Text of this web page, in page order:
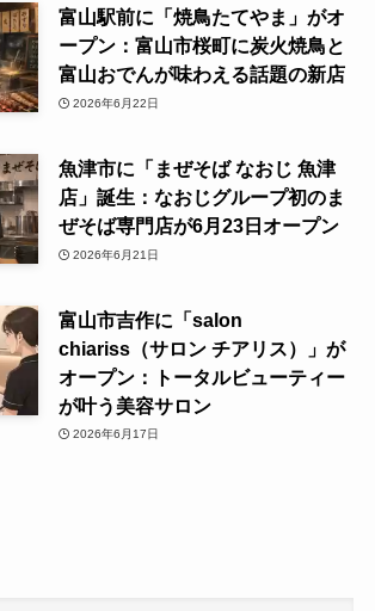
富山駅前に「焼鳥たてやま」がオ
ープン：富山市桜町に炭火焼鳥と
富山おでんが味わえる話題の新店
2026年6月22日
魚津市に「まぜそば なおじ 魚津
店」誕生：なおじグループ初のま
ぜそば専門店が6月23日オープン
2026年6月21日
富山市吉作に「salon
chiariss（サロン チアリス）」が
オープン：トータルビューティー
が叶う美容サロン
2026年6月17日